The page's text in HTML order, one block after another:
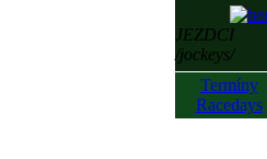
JEZDCI
/jockeys/
Termíny
Racedays